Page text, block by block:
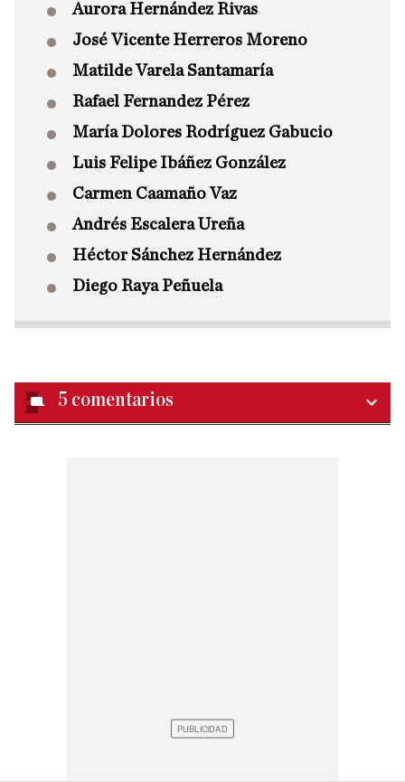
Aurora Hernández Rivas
José Vicente Herreros Moreno
Matilde Varela Santamaría
Rafael Fernandez Pérez
María Dolores Rodríguez Gabucio
Luis Felipe Ibáñez González
Carmen Caamaño Vaz
Andrés Escalera Ureña
Héctor Sánchez Hernández
Diego Raya Peñuela
5 comentarios